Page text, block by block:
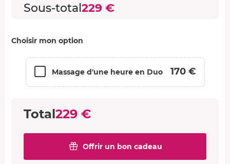
Sous-total229 €
Choisir mon option
Massage d'une heure en Duo 170 €
Total229 €
Offrir un bon cadeau